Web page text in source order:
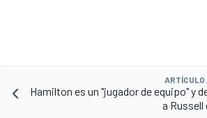
ARTÍCULO
Hamilton es un "jugador de equipo" y
a Russell